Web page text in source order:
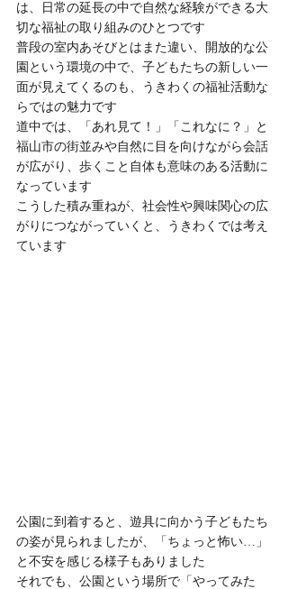
は、日常の延長の中で自然な経験ができる大
切な福祉の取り組みのひとつです
普段の室内あそびとはまた違い、開放的な公
園という環境の中で、子どもたちの新しい一
面が見えてくるのも、うきわくの福祉活動な
らではの魅力です
道中では、「あれ見て！」「これなに？」と
福山市の街並みや自然に目を向けながら会話
が広がり、歩くこと自体も意味のある活動に
なっています
こうした積み重ねが、社会性や興味関心の広
がりにつながっていくと、うきわくでは考え
ています
公園に到着すると、遊具に向かう子どもたち
の姿が見られましたが、「ちょっと怖い…」
と不安を感じる様子もありました
それでも、公園という場所で「やってみた